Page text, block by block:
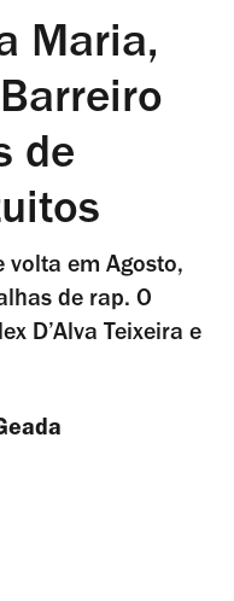
Maria,
de
volta em Agosto,
de rap. O
D’Alva Teixeira e